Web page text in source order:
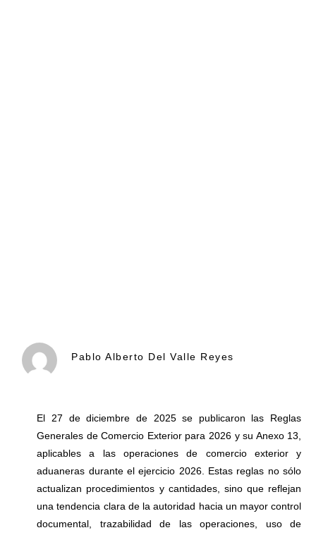
Pablo Alberto Del Valle Reyes
El 27 de diciembre de 2025 se publicaron las Reglas
Generales de Comercio Exterior para 2026 y su Anexo 13,
aplicables a las operaciones de comercio exterior y
aduaneras durante el ejercicio 2026. Estas reglas no sólo
actualizan procedimientos y cantidades, sino que reflejan
una tendencia clara de la autoridad hacia un mayor control
documental, trazabilidad de las operaciones, uso de